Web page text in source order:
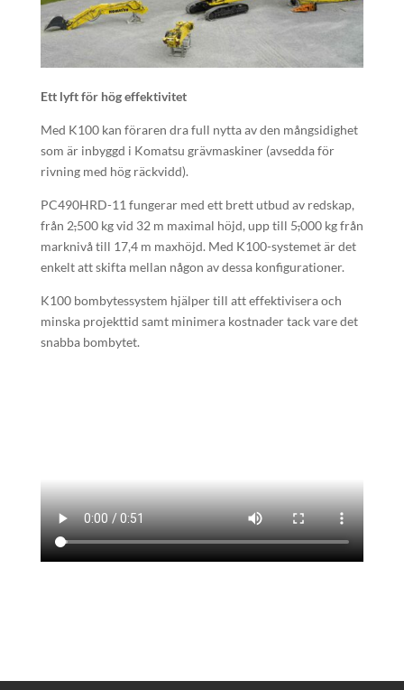
Ett lyft för hög effektivitet
Med K100 kan föraren dra full nytta av den mångsidighet
som är inbyggd i Komatsu grävmaskiner (avsedda för
rivning med hög räckvidd).
PC490HRD-11 fungerar med ett brett utbud av redskap,
från 2,500 kg vid 32 m maximal höjd, upp till 5,000 kg från
marknivå till 17,4 m maxhöjd. Med K100-systemet är det
enkelt att skifta mellan någon av dessa konfigurationer.
K100 bombytessystem hjälper till att effektivisera och
minska projekttid samt minimera kostnader tack vare det
snabba bombytet.